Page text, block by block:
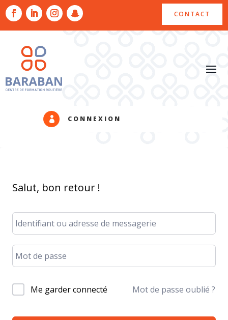
CONTACT
 CONNEXION
Salut, bon retour !
Me garder connecté Mot de passe oublié ?